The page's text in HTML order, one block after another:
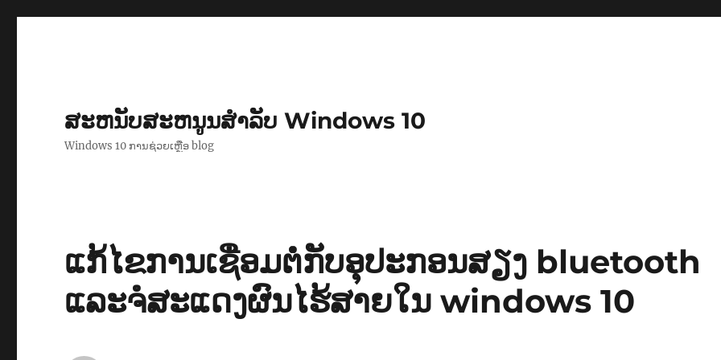
ສະຫນັບສະຫນູນສໍາລັບ Windows 10
Windows 10 ການຊ່ວຍເຫຼືອ blog
​ແກ້​ໄຂ​ການ​ເຊື່ອມຕໍ່ກັບອຸປະກອນສຽງ bluetooth
ແລະຈໍສະແດງຜົນໄຮ້ສາຍໃນ windows 10